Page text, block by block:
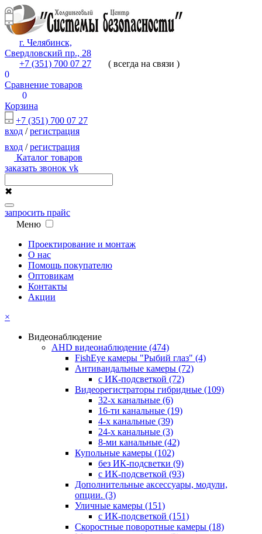
г. Челябинск,
Свердловский пр., 28
+7 (351) 700 07 27
( всегда на связи )
0
Сравнение товаров
0
Корзина
+7 (351) 700 07 27
вход /регистрация
вход /регистрация
Каталог товаров
заказать звонок vk
✖
запросить прайс
Меню
Проектирование и монтаж
О нас
Помощь покупателю
Оптовикам
Контакты
Акции
×
Видеонаблюдение
AHD видеонаблюдение (474)
FishEye камеры "Рыбий глаз" (4)
Антивандальные камеры (72)
с ИК-подсветкой (72)
Видеорегистраторы гибридные (109)
32-х канальные (6)
16-ти канальные (19)
4-х канальные (39)
24-х канальные (3)
8-ми канальные (42)
Купольные камеры (102)
без ИК-подсветки (9)
с ИК-подсветкой (93)
Дополнительные аксессуары, модули,
опции. (3)
Уличные камеры (151)
с ИК-подсветкой (151)
Скоростные поворотные камеры (18)